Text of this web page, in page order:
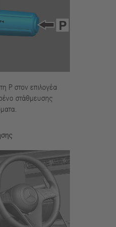
P στον επιλογέα
στάθμευσης